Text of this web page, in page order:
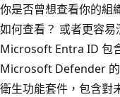
你是否曾想查看你的組
如何查看？ 或者更容
Microsoft Entra ID 包
Microsoft Defender 的
衛生功能套件，包含對